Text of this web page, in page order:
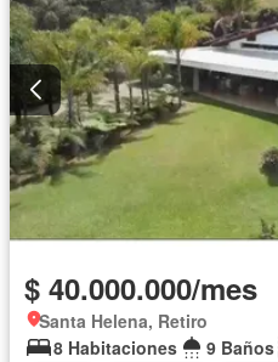
$ 40.000.000/mes
Santa Helena, Retiro
8 Habitaciones
9 Baños